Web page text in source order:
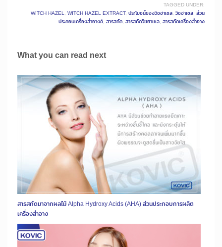
TAGGED UNDER:
WITCH HAZEL, WITCH HAZEL EXTRACT, ประโยชน์ของวิชฮาเซล, วิชฮาเซล, ส่วน
ประกอบเครื่องสำอางค์, สารสกัด, สารสกัดวิชฮาเซล, สารสกัดเครื่องสำอาง
What you can read next
สารสกัดมาจากผลไม้ Alpha Hydroxy Acids (AHA) ส่วนประกอบการผลิต
เครื่องสำอาง